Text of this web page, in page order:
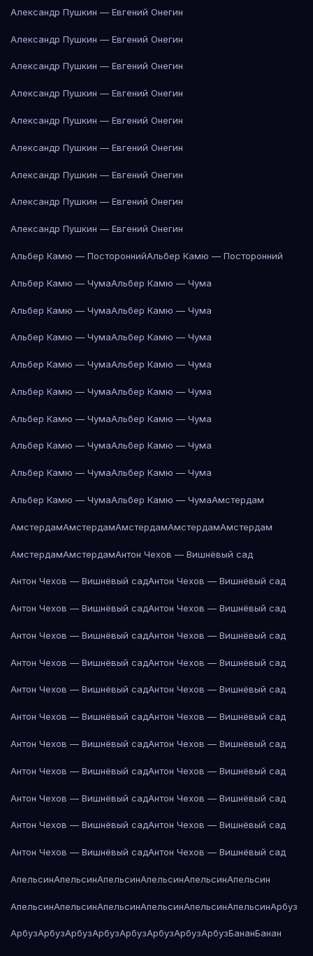
Александр Пушкин — Евгений Онегин
Александр Пушкин — Евгений Онегин
Александр Пушкин — Евгений Онегин
Александр Пушкин — Евгений Онегин
Александр Пушкин — Евгений Онегин
Александр Пушкин — Евгений Онегин
Александр Пушкин — Евгений Онегин
Александр Пушкин — Евгений Онегин
Александр Пушкин — Евгений Онегин
Альбер Камю — ПостороннийАльбер Камю — Посторонний
Альбер Камю — ЧумаАльбер Камю — Чума
Альбер Камю — ЧумаАльбер Камю — Чума
Альбер Камю — ЧумаАльбер Камю — Чума
Альбер Камю — ЧумаАльбер Камю — Чума
Альбер Камю — ЧумаАльбер Камю — Чума
Альбер Камю — ЧумаАльбер Камю — Чума
Альбер Камю — ЧумаАльбер Камю — Чума
Альбер Камю — ЧумаАльбер Камю — Чума
Альбер Камю — ЧумаАльбер Камю — ЧумаАмстердам
АмстердамАмстердамАмстердамАмстердамАмстердам
АмстердамАмстердамАнтон Чехов — Вишнёвый сад
Антон Чехов — Вишнёвый садАнтон Чехов — Вишнёвый сад
Антон Чехов — Вишнёвый садАнтон Чехов — Вишнёвый сад
Антон Чехов — Вишнёвый садАнтон Чехов — Вишнёвый сад
Антон Чехов — Вишнёвый садАнтон Чехов — Вишнёвый сад
Антон Чехов — Вишнёвый садАнтон Чехов — Вишнёвый сад
Антон Чехов — Вишнёвый садАнтон Чехов — Вишнёвый сад
Антон Чехов — Вишнёвый садАнтон Чехов — Вишнёвый сад
Антон Чехов — Вишнёвый садАнтон Чехов — Вишнёвый сад
Антон Чехов — Вишнёвый садАнтон Чехов — Вишнёвый сад
Антон Чехов — Вишнёвый садАнтон Чехов — Вишнёвый сад
Антон Чехов — Вишнёвый садАнтон Чехов — Вишнёвый сад
АпельсинАпельсинАпельсинАпельсинАпельсинАпельсин
АпельсинАпельсинАпельсинАпельсинАпельсинАпельсинАрбуз
АрбузАрбузАрбузАрбузАрбузАрбузАрбузАрбузБананБанан